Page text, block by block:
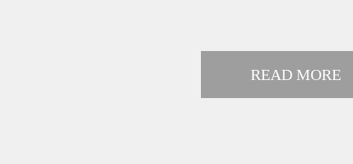
READ MORE